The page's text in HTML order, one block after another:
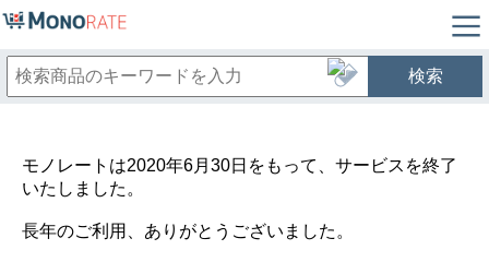
検索
モノレートは2020年6月30日をもって、サービスを終了
いたしました。
長年のご利用、ありがとうございました。